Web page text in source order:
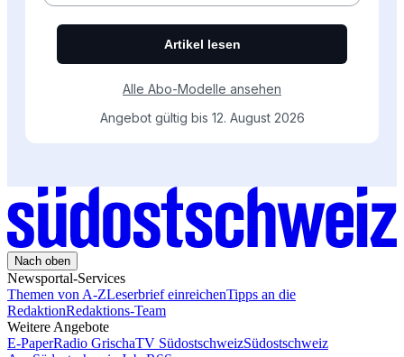
Nach oben
Newsportal-Services
Themen von A-ZLeserbrief einreichenTipps an die
RedaktionRedaktions-Team
Weitere Angebote
E-PaperRadio GrischaTV SüdostschweizSüdostschweiz